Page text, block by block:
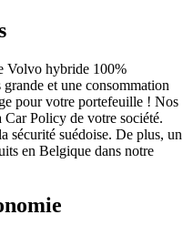
Volvo hybride 100%
et une consommation
pour votre portefeuille ! Nos
Policy de votre société.
sécurité suédoise. De plus, un
en Belgique dans notre